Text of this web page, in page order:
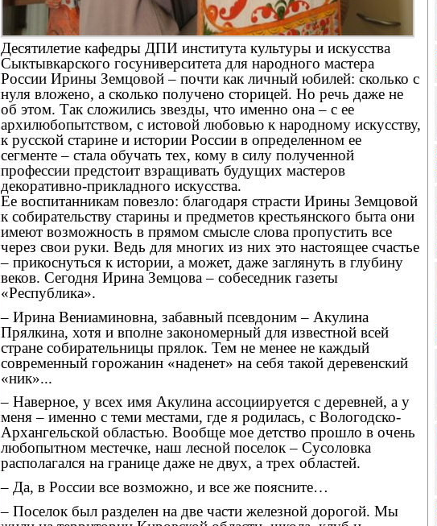
Десятилетие кафедры ДПИ института культуры и искусства
Сыктывкарского госуниверситета для народного мастера
России Ирины Земцовой – почти как личный юбилей: сколько с
нуля вложено, а сколько получено сторицей. Но речь даже не
об этом. Так сложились звезды, что именно она – с ее
архилюбопытством, с истовой любовью к народному искусству,
к русской старине и истории России в определенном ее
сегменте – стала обучать тех, кому в силу полученной
профессии предстоит взращивать будущих мастеров
декоративно-прикладного искусства.
Ее воспитанникам повезло: благодаря страсти Ирины Земцовой
к собирательству старины и предметов крестьянского быта они
имеют возможность в прямом смысле слова пропустить все
через свои руки. Ведь для многих из них это настоящее счастье
– прикоснуться к истории, а может, даже заглянуть в глубину
веков. Сегодня Ирина Земцова – собеседник газеты
«Республика».
– Ирина Вениаминовна, забавный псевдоним – Акулина
Прялкина, хотя и вполне закономерный для известной всей
стране собирательницы прялок. Тем не менее не каждый
современный горожанин «наденет» на себя такой деревенский
«ник»...
– Наверное, у всех имя Акулина ассоциируется с деревней, а у
меня – именно с теми местами, где я родилась, с Вологодско-
Архангельской областью. Вообще мое детство прошло в очень
любопытном местечке, наш лесной поселок – Сусоловка
располагался на границе даже не двух, а трех областей.
– Да, в России все возможно, и все же поясните…
– Поселок был разделен на две части железной дорогой. Мы